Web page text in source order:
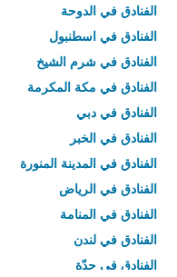
الفنادق في الدوحة
الفنادق في اسطنبول
الفنادق في شرم الشيخ
الفنادق في مكة المكرمة
الفنادق في دبي
الفنادق في الخبر
الفنادق في المدينة المنورة
الفنادق في الرياض
الفنادق في المنامة
الفنادق في لندن
الفنادق في جدّة